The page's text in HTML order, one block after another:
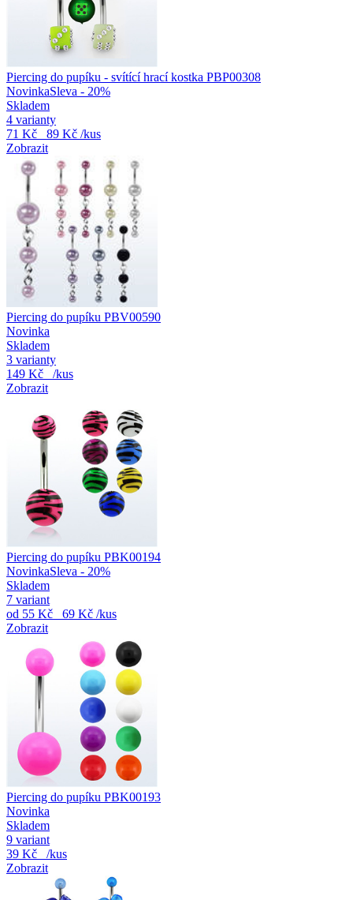
Piercing do pupíku - svítící hrací kostka PBP00308
NovinkaSleva - 20%
Skladem
4 varianty
71 Kč
89 Kč /kus
Zobrazit
Piercing do pupíku PBV00590
Novinka
Skladem
3 varianty
149 Kč
/kus
Zobrazit
Piercing do pupíku PBK00194
NovinkaSleva - 20%
Skladem
7 variant
od 55 Kč 69 Kč /kus
Zobrazit
Piercing do pupíku PBK00193
Novinka
Skladem
9 variant
39 Kč
/kus
Zobrazit